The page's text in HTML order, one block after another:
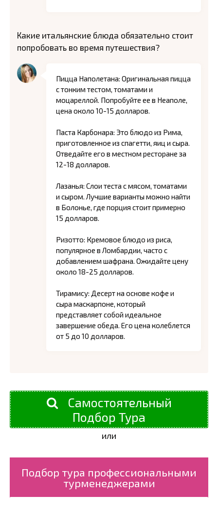
Какие итальянские блюда обязательно стоит
попробовать во время путешествия?
Пицца Наполетана: Оригинальная пицца
с тонким тестом, томатами и
моцареллой. Попробуйте ее в Неаполе,
цена около 10-15 долларов.
Паста Карбонара: Это блюдо из Рима,
приготовленное из спагетти, яиц и сыра.
Отведайте его в местном ресторане за
12-18 долларов.
Лазанья: Слои теста с мясом, томатами
и сыром. Лучшие варианты можно найти
в Болонье, где порция стоит примерно
15 долларов.
Ризотто: Кремовое блюдо из риса,
популярное в Ломбардии, часто с
добавлением шафрана. Ожидайте цену
около 18-25 долларов.
Тирамису: Десерт на основе кофе и
сыра маскарпоне, который
представляет собой идеальное
завершение обеда. Его цена колеблется
от 5 до 10 долларов.
Самостоятельный
Подбор Тура
или
Подбор тура профессиональными
турменеджерами